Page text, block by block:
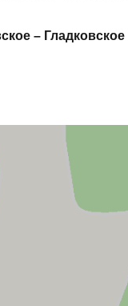
– Гладковское